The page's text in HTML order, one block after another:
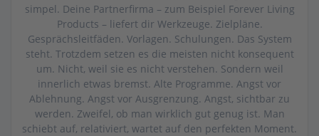
simpel. Deine Partnerfirma – zum Beispiel Forever Living
Products – liefert dir Werkzeuge. Zielpläne.
Gesprächsleitfäden. Vorlagen. Schulungen. Das System
steht. Trotzdem setzen es die meisten nicht konsequent
um. Nicht, weil sie es nicht verstehen. Sondern weil
innerlich etwas bremst. Alte Programme. Angst vor
Ablehnung. Angst vor Ausgrenzung. Angst, sichtbar zu
werden. Zweifel, ob man wirklich gut genug ist. Man
schiebt auf, relativiert, wartet auf den perfekten Moment.